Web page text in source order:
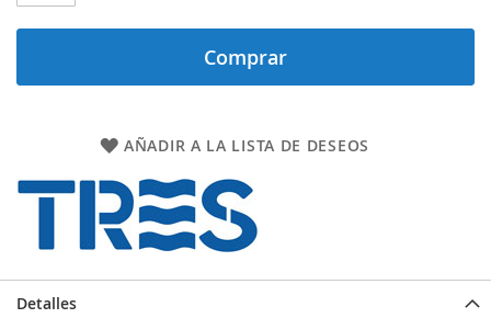
Comprar
AÑADIR A LA LISTA DE DESEOS
Detalles